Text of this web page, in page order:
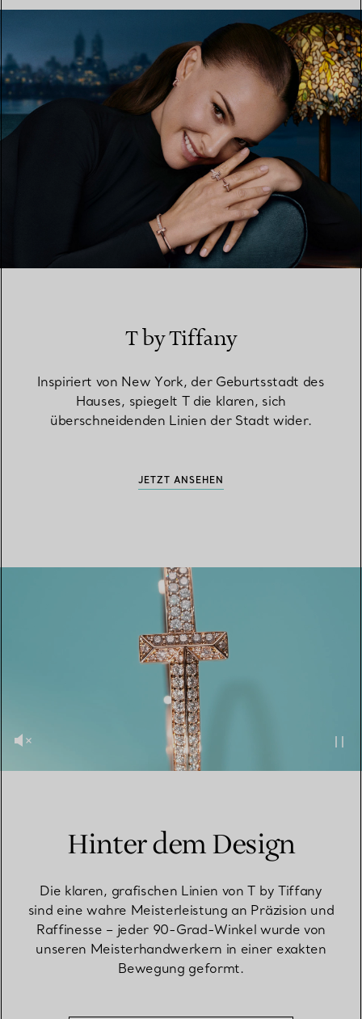
T by Tiffany
Inspiriert von New York, der Geburtsstadt des
Hauses, spiegelt T die klaren, sich
überschneidenden Linien der Stadt wider.
JETZT ANSEHEN
Hinter dem Design
Die klaren, grafischen Linien von T by Tiffany
sind eine wahre Meisterleistung an Präzision und
Raffinesse – jeder 90-Grad-Winkel wurde von
unseren Meisterhandwerkern in einer exakten
Bewegung geformt.